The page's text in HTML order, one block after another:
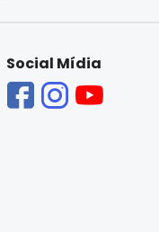
Social Mídia